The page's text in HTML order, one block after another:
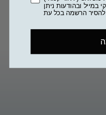
עדכונים, הטבות ודיוור שיווקי במייל ובהודעות ניתן
להסיר הרשמה בכל עת